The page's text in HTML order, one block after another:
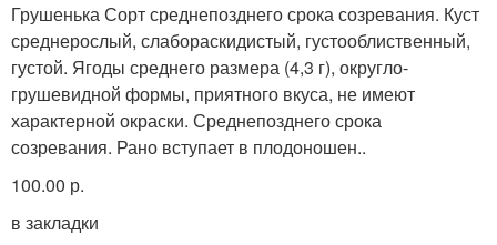
Грушенька Сорт среднепозднего срока созревания. Куст
среднерослый, слабораскидистый, густооблиственный,
густой. Ягоды среднего размера (4,3 г), округло-
грушевидной формы, приятного вкуса, не имеют
характерной окраски. Среднепозднего срока
созревания. Рано вступает в плодоношен..
100.00 р.
в закладки